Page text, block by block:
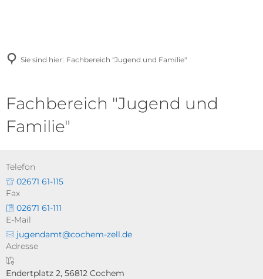
Sie sind hier: Fachbereich "Jugend und Familie"
Fachbereich "Jugend und
Familie"
Telefon
02671 61-115
Fax
02671 61-111
E-Mail
jugendamt@cochem-zell.de
Adresse
Endertplatz 2, 56812 Cochem